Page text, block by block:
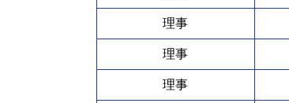
理事
理事
理事